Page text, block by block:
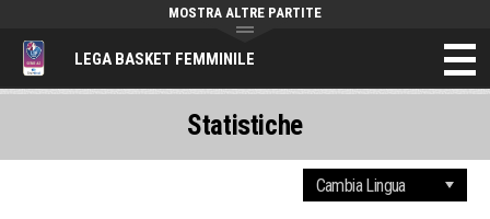
LEGA BASKET FEMMINILE
MOSTRA ALTRE PARTITE
Statistiche